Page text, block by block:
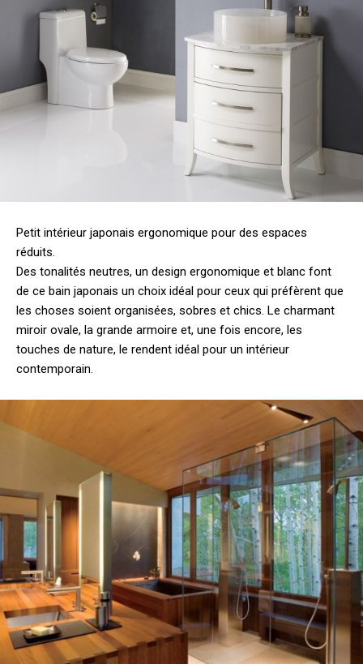
Petit intérieur japonais ergonomique pour des espaces
réduits.
Des tonalités neutres, un design ergonomique et blanc font
de ce bain japonais un choix idéal pour ceux qui préfèrent que
les choses soient organisées, sobres et chics. Le charmant
miroir ovale, la grande armoire et, une fois encore, les
touches de nature, le rendent idéal pour un intérieur
contemporain.